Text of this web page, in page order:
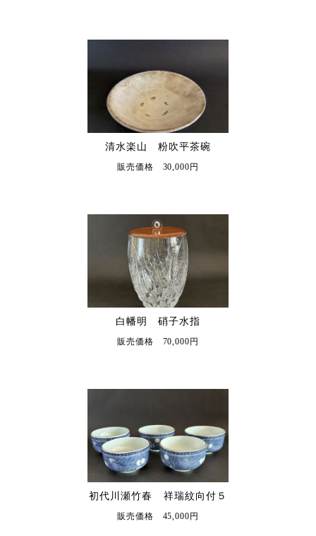
清水楽山 粉吹平茶碗
販売価格 30,000円
白幡明 硝子水指
販売価格 70,000円
初代川瀬竹春 祥瑞紋向付５
販売価格 45,000円